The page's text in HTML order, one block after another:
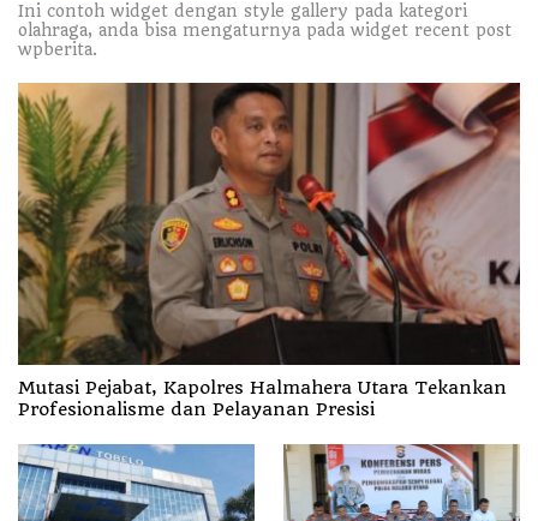
Ini contoh widget dengan style gallery pada kategori
olahraga, anda bisa mengaturnya pada widget recent post
wpberita.
Mutasi Pejabat, Kapolres Halmahera Utara Tekankan
Profesionalisme dan Pelayanan Presisi